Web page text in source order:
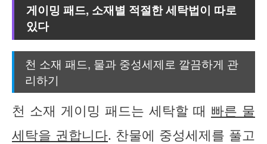
게이밍 패드, 소재별 적절한 세탁법이 따로
있다
천 소재 패드, 물과 중성세제로 깔끔하게 관
리하기
천 소재 게이밍 패드는 세탁할 때 빠른 물
세탁을 권합니다. 찬물에 중성세제를 풀고